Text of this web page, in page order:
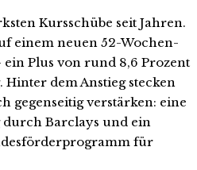
Kursschübe seit Jahren.
einem neuen 52-Wochen-
Plus von rund 8,6 Prozent
dem Anstieg stecken
gegenseitig verstärken: eine
Barclays und ein
für